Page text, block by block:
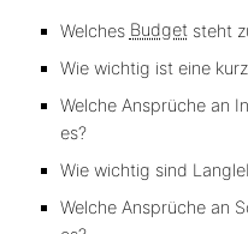
Welches Budgetsteht
Wie wichtig ist eine
Welche Ansprüche an
es?
Wie wichtig sind
Welche Ansprüche an